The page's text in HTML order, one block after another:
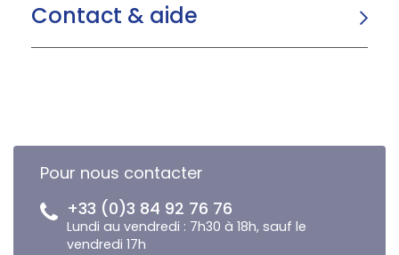
Contact & aide
Pour nous contacter
+33 (0)3 84 92 76 76
Lundi au vendredi : 7h30 à 18h, sauf le
vendredi 17h